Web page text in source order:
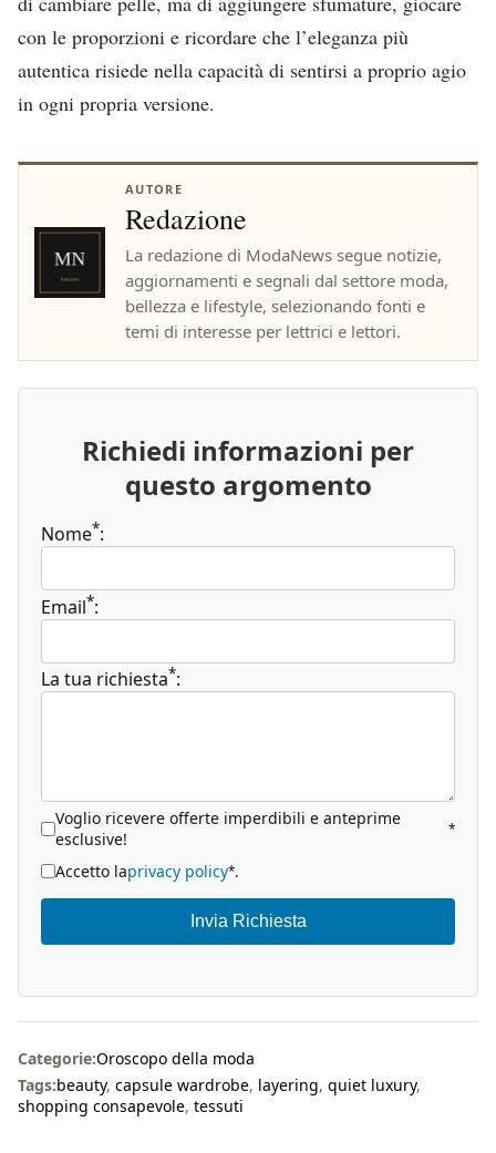
con le proporzioni e ricordare che l’eleganza più
autentica risiede nella capacità di sentirsi a proprio agio
in ogni propria versione.
AUTORE
Redazione
La redazione di ModaNews segue notizie,
aggiornamenti e segnali dal settore moda,
bellezza e lifestyle, selezionando fonti e
temi di interesse per lettrici e lettori.
Richiedi informazioni per
questo argomento
Nome*:
Email*:
La tua richiesta*:
Voglio ricevere offerte imperdibili e anteprime
esclusive!
*
Accetto laprivacy policy*.
Invia Richiesta
Categorie:Oroscopo della moda
Tags:beauty, capsule wardrobe, layering, quiet luxury,
shopping consapevole, tessuti